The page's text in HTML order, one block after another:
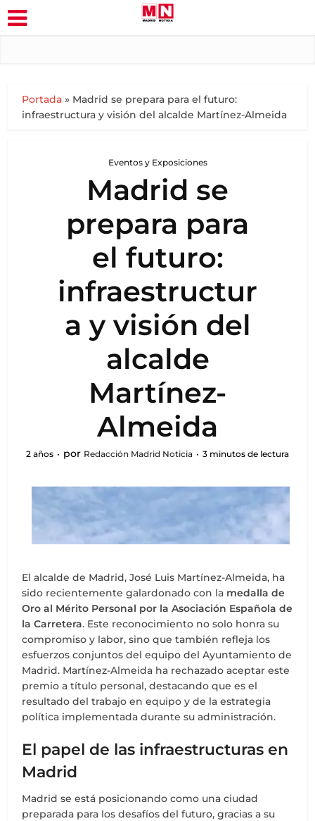
Portada » Madrid se prepara para el futuro:
infraestructura y visión del alcalde Martínez-Almeida
Eventos y Exposiciones
Madrid se
prepara para
el futuro:
infraestructur
a y visión del
alcalde
Martínez-
Almeida
2 años por Redacción Madrid Noticia 3 minutos de lectura
El alcalde de Madrid, José Luis Martínez-Almeida, ha
sido recientemente galardonado con la medalla de
Oro al Mérito Personal por la Asociación Española de
la Carretera. Este reconocimiento no solo honra su
compromiso y labor, sino que también refleja los
esfuerzos conjuntos del equipo del Ayuntamiento de
Madrid. Martínez-Almeida ha rechazado aceptar este
premio a título personal, destacando que es el
resultado del trabajo en equipo y de la estrategia
política implementada durante su administración.
El papel de las infraestructuras en
Madrid
Madrid se está posicionando como una ciudad
preparada para los desafíos del futuro, gracias a su